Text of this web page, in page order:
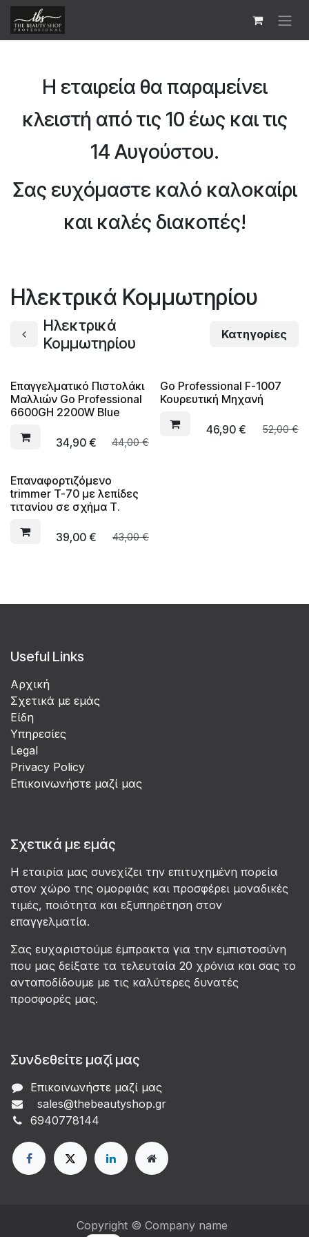
Skip to Content
Η εταιρεία θα παραμείνει
κλειστή από τις 10 έως και τις
14 Αυγούστου.
Σας ευχόμαστε καλό καλοκαίρι
και καλές διακοπές!
Ηλεκτρικά Κομμωτηρίου
Ηλεκτρικά
Κομμωτηρίου
Κατηγορίες
Επαγγελματικό Πιστολάκι
Μαλλιών Go Professional
6600GH 2200W Blue
34,90€ 44,00€
Go Professional F-1007
Κουρευτική Μηχανή
46,90 € 52,00€
Επαναφορτιζόμενο
trimmer T-70 με λεπίδες
τιτανίου σε σχήμα Τ.
39,00 € 43,00€
Useful Links
Αρχική
Σχετικά με εμάς
Είδη
Υπηρεσίες
Legal
Privacy Policy
Επικοινωνήστε μαζί μας
Σχετικά με εμάς
Η εταιρία μας συνεχίζει την επιτυχημένη πορεία
στον χώρο της ομορφιάς και προσφέρει μοναδικές
τιμές, ποιότητα και εξυπηρέτηση στον
επαγγελματία.
Σας ευχαριστούμε έμπρακτα για την εμπιστοσύνη
που μας δείξατε τα τελευταία 20 χρόνια και σας το
ανταποδίδουμε με τις καλύτερες δυνατές
προσφορές μας.
Συνδεθείτε μαζί μας
Επικοινωνήστε μαζί μας
sales@thebeautyshop.gr
6940778144
Copyright © Company name